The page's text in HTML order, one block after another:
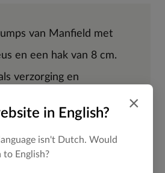
van Manfield met
en een hak van 8 cm.
verzorging en
×
in English?
isn't Dutch. Would
English?